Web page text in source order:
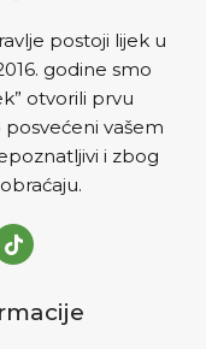
postoji lijek u
godine smo
otvorili prvu
vašem
i zbog